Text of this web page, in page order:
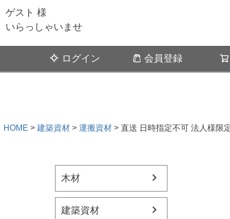
ゲスト 様
いらっしゃいませ
ログイン 会員登録
HOME 建築資材 運搬資材 直送 日時指定不可 法人様限
木材
建築資材